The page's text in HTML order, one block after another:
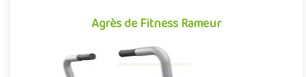
Agrès de Fitness Rameur